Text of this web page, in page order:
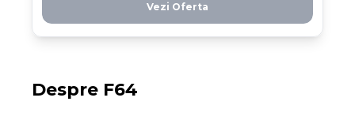
din domeniu nu-și permit să rateze
oferta asta până pe 22 septembrie.
Vezi Oferta
Despre F64